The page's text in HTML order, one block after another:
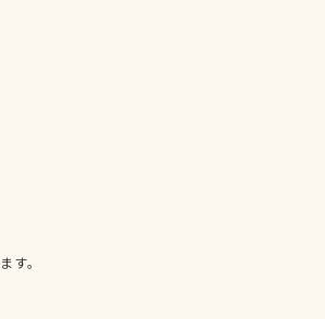
す。